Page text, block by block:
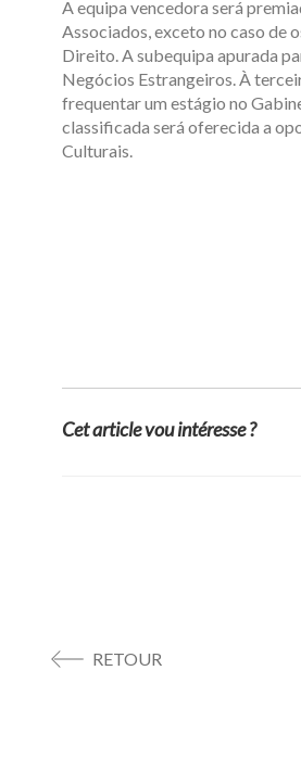
A equipa vencedora será
Associados, exceto no caso de
Direito. A subequipa apurada
Negócios Estrangeiros. À
frequentar um estágio no
classificada será oferecida a
Culturais.
Cet article vou intéresse ?
RETOUR